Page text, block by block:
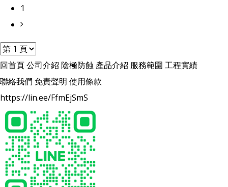
1
回首頁公司介紹 陰極防蝕 產品介紹 服務範圍 工程實績
聯絡我們 免責聲明 使用條款
https://lin.ee/FfmEjSmS